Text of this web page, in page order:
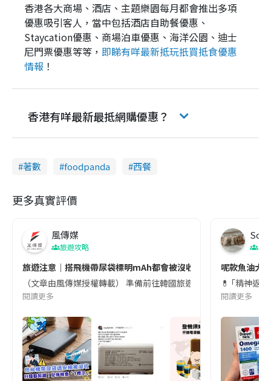
香港各大商場、酒店、主題樂園每月都會推出多項
優惠吸引客人，當中包括酒店自助餐優惠、
Staycation優惠、商場泊車優惠、海洋公園、迪士
尼門票優惠等等， 即睇有咩最新抵玩扺買抵食優惠
情報 ！
香港有咩最新最抵網購優惠？
著數 foodpanda 西餐
更多真實評價
風傳媒
旅遊攻略
旅遊注意｜搭飛機帶尿袋標明mAh都會被沒收😱出發前切記檢查
（文章由風傳媒授權轉載） 準備前往韓國旅遊的民眾，近期要
閱讀更多
Soul
呢款魚油大
💊 ｢精神返
閱讀更多